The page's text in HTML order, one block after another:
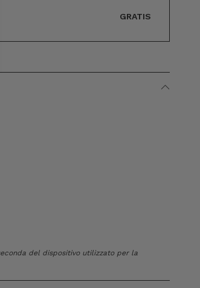
GRATIS
del dispositivo utilizzato per la